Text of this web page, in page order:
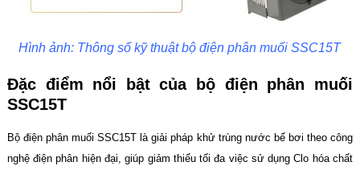
Hình ảnh: Thông số kỹ thuật bộ điện phân muối SSC15T
Đặc điểm nổi bật của bộ điện phân muối
SSC15T
Bộ điện phân muối SSC15T là giải pháp khử trùng nước bể bơi theo công
nghệ điện phân hiện đại, giúp giảm thiểu tối đa việc sử dụng Clo hóa chất